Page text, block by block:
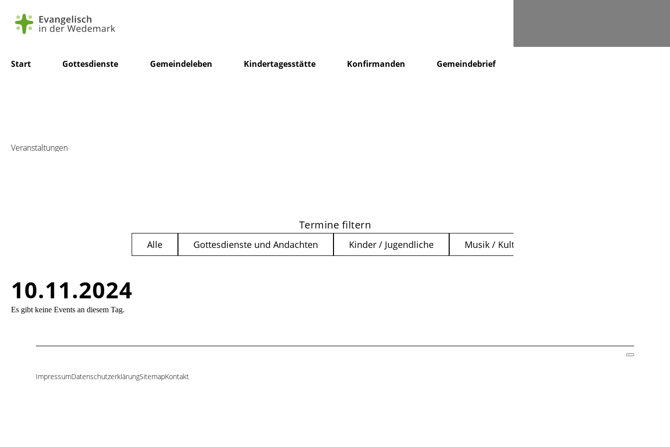
überspringen
Start Gottesdienste Gemeindeleben Kindertagesstätte Konfirmanden Gemeindebrief
Veranstaltungen
10.11.2024
Termine filtern
Alle Gottesdienste und Andachten Kinder / Jugendliche Musik / Kultur
Es gibt keine Events an diesem Tag.
Navigation
ImpressumDatenschutzerklärungSitemapKontakt